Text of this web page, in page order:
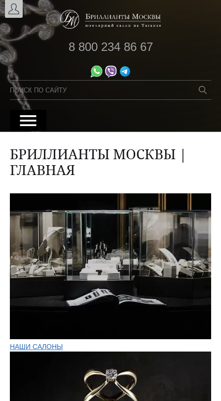
8 800 234 86 67
БРИЛЛИАНТЫ МОСКВЫ |
ГЛАВНАЯ
НАШИ САЛОНЫ